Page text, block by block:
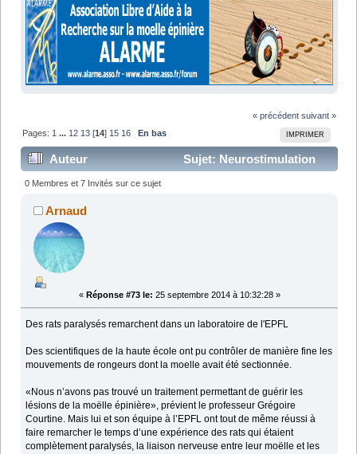
« précédent suivant »
IMPRIMER
Pages: 1 ... 12 13 [14] 15 16 En bas
Auteur
Sujet: Neurostimulation
implantée - Pr. Grégoire Courtine (EPFL) - ONWARD
Medical (Lu 674300 fois)
0 Membres et 7 Invités sur ce sujet
Arnaud
« Réponse #73 le: 25 septembre 2014 à 10:32:28 »
Des rats paralysés remarchent dans un laboratoire de l'EPFL
Des scientifiques de la haute école ont pu contrôler de manière fine les
mouvements de rongeurs dont la moelle avait été sectionnée.
«Nous n’avons pas trouvé un traitement permettant de guérir les
lésions de la moëlle épinière», prévient le professeur Grégoire
Courtine. Mais lui et son équipe à l’EPFL ont tout de même réussi à
faire remarcher le temps d’une expérience des rats qui étaient
complètement paralysés, la liaison nerveuse entre leur moëlle et les